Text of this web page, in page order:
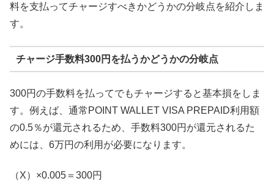
料を支払ってチャージすべきかどうかの分岐点を紹介しま
す。
チャージ手数料300円を払うかどうかの分岐点
300円の手数料を払ってでもチャージすると基本損をしま
す。例えば、通常POINT WALLET VISA PREPAID利用額
の0.5％が還元されるため、手数料300円が還元されるた
めには、6万円の利用が必要になります。
（X）×0.005＝300円